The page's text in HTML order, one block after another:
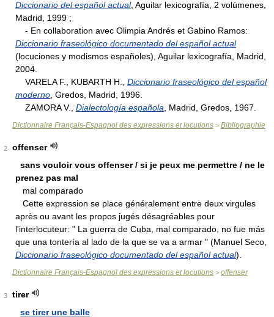
Diccionario del español actual, Aguilar lexicografía, 2 volúmenes,
Madrid, 1999 ;
- En collaboration avec Olimpia Andrés et Gabino Ramos:
Diccionario fraseológico documentado del español actual
(locuciones y modismos españoles), Aguilar lexicografía, Madrid,
2004.
VARELA F., KUBARTH H., Diccionario fraseológico del español
moderno , Gredos, Madrid, 1996.
ZAMORA V., Dialectología española , Madrid, Gredos, 1967.
Dictionnaire Français-Espagnol des expressions et locutions > Bibliographie
2
offenser
sans vouloir vous offenser / si je peux me permettre / ne le
prenez pas mal
mal comparado
Cette expression se place généralement entre deux virgules
après ou avant les propos jugés désagréables pour
l'interlocuteur: " La guerra de Cuba, mal comparado, no fue más
que una tontería al lado de la que se va a armar " (Manuel Seco,
Diccionario fraseológico documentado del español actual).
Dictionnaire Français-Espagnol des expressions et locutions > offenser
3
tirer
se tirer une balle